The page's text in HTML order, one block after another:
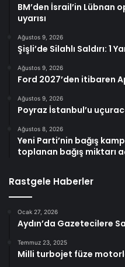
BM’den İsrail’in Lübnan
uyarısı
Ağustos 9, 2026
Şişli’de Silahlı Saldırı: 1
Ağustos 9, 2026
Ford 2027’den itibaren
Ağustos 9, 2026
Poyraz İstanbul’u
Ağustos 8, 2026
Yeni Parti’nin bağış
toplanan bağış miktarı
Rastgele Haberler
Ocak 27, 2026
Aydın’da Gazetecilere
Temmuz 23, 2025
Milli turbojet füze